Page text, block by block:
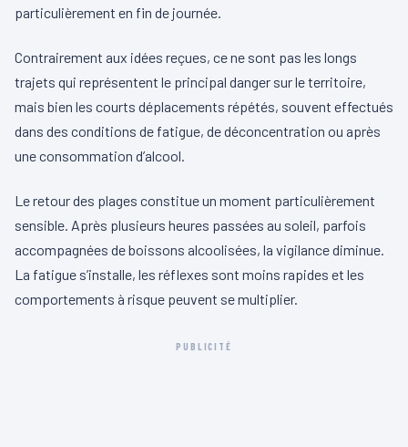
particulièrement en fin de journée.
Contrairement aux idées reçues, ce ne sont pas les longs
trajets qui représentent le principal danger sur le territoire,
mais bien les courts déplacements répétés, souvent effectués
dans des conditions de fatigue, de déconcentration ou après
une consommation d’alcool.
Le retour des plages constitue un moment particulièrement
sensible. Après plusieurs heures passées au soleil, parfois
accompagnées de boissons alcoolisées, la vigilance diminue.
La fatigue s’installe, les réflexes sont moins rapides et les
comportements à risque peuvent se multiplier.
PUBLICITÉ